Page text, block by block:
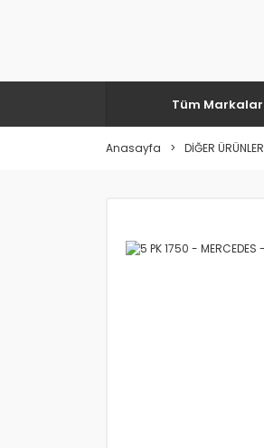
Tüm Markalar
Anasayfa DİĞER ÜRÜNLER